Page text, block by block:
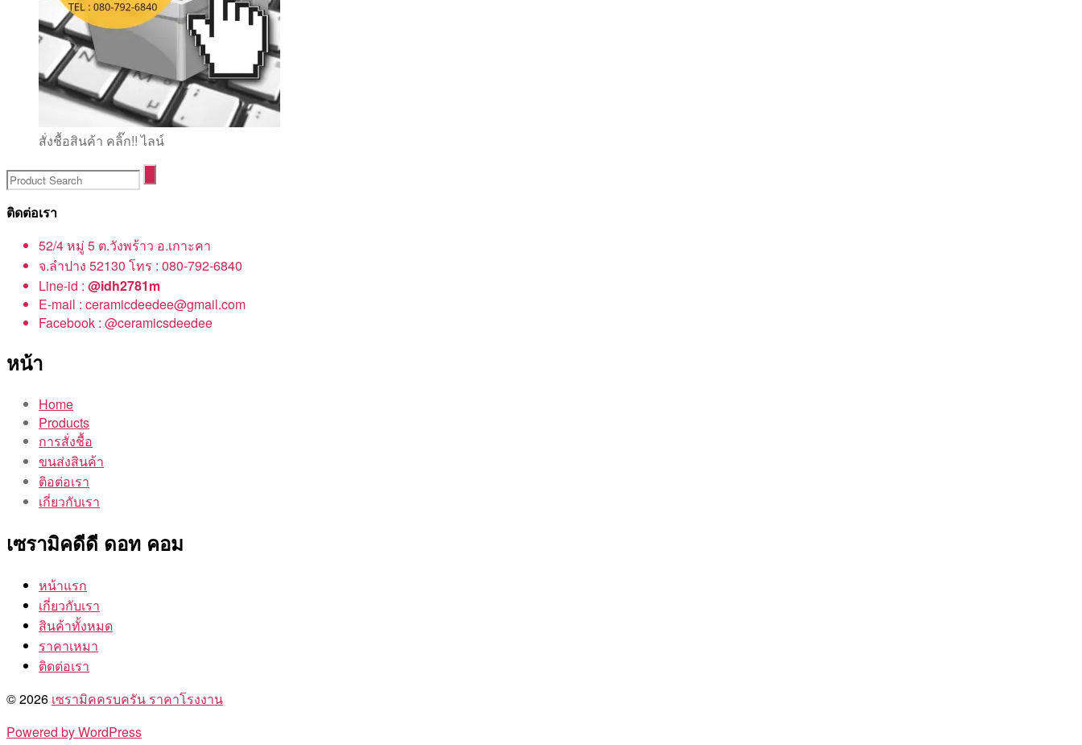
สั่งชื้อสินค้า คลิ๊ก!! ไลน์
ติดต่อเรา
52/4 หมู่ 5 ต.วังพร้าว อ.เกาะคา
จ.ลำปาง 52130 โทร : 080-792-6840
Line-id : @idh2781m
E-mail : ceramicdeedee@gmail.com
Facebook : @ceramicsdeedee
หน้า
Home
Products
การสั่งชื้อ
ขนส่งสินค้า
ติอต่อเรา
เกี่ยวกับเรา
เซรามิคดีดี ดอท คอม
หน้าแรก
เกี่ยวกับเรา
สินค้าทั้งหมด
ราคาเหมา
ติดต่อเรา
© 2026 เซรามิคครบครัน ราคาโรงงาน
Powered by WordPress